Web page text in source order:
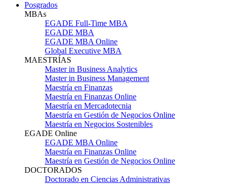
Posgrados
MBAs
EGADE Full-Time MBA
EGADE MBA
EGADE MBA Online
Global Executive MBA
MAESTRÍAS
Master in Business Analytics
Master in Business Management
Maestría en Finanzas
Maestría en Finanzas Online
Maestría en Mercadotecnia
Maestría en Gestión de Negocios Online
Maestría en Negocios Sostenibles
EGADE Online
EGADE MBA Online
Maestría en Finanzas Online
Maestría en Gestión de Negocios Online
DOCTORADOS
Doctorado en Ciencias Administrativas